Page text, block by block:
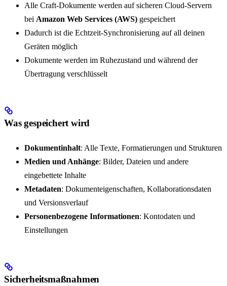
Alle Craft-Dokumente werden auf sicheren Cloud-Servern
bei Amazon Web Services (AWS) gespeichert
Dadurch ist die Echtzeit-Synchronisierung auf all deinen
Geräten möglich
Dokumente werden im Ruhezustand und während der
Übertragung verschlüsselt
Was gespeichert wird
Dokumentinhalt: Alle Texte, Formatierungen und Strukturen
Medien und Anhänge: Bilder, Dateien und andere
eingebettete Inhalte
Metadaten: Dokumenteigenschaften, Kollaborationsdaten
und Versionsverlauf
Personenbezogene Informationen: Kontodaten und
Einstellungen
Sicherheitsmaßnahmen